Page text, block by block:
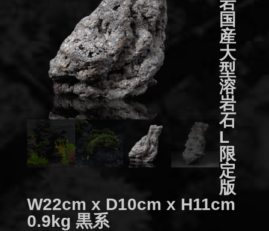
国
産
大
型
溶
岩
石
L
限
定
版
W22cm x D10cm x H11cm
0.9kg 黒系